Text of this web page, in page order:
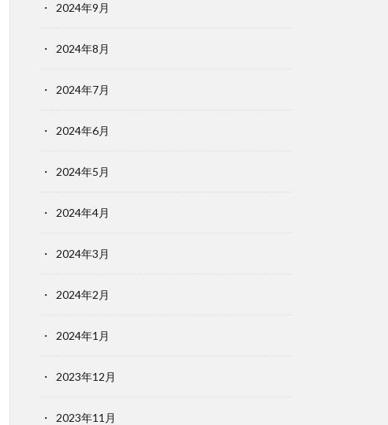
2024年9月
2024年8月
2024年7月
2024年6月
2024年5月
2024年4月
2024年3月
2024年2月
2024年1月
2023年12月
2023年11月